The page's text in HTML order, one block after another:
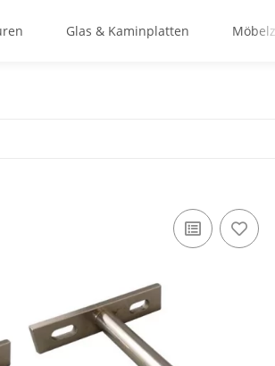
Glas & Kaminplatten